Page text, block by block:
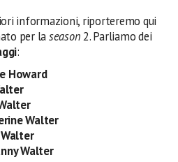
informazioni, riporteremo qui
per laseason2. Parliamo dei
:
Howard
Walter
Walter